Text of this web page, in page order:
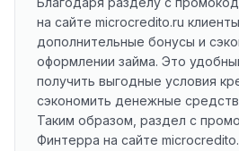
на сайте microcredito.ru
дополнительные бонусы и
оформлении займа. Это
получить выгодные условия
сэкономить денежные
Таким образом, раздел с
Финтерра на сайте